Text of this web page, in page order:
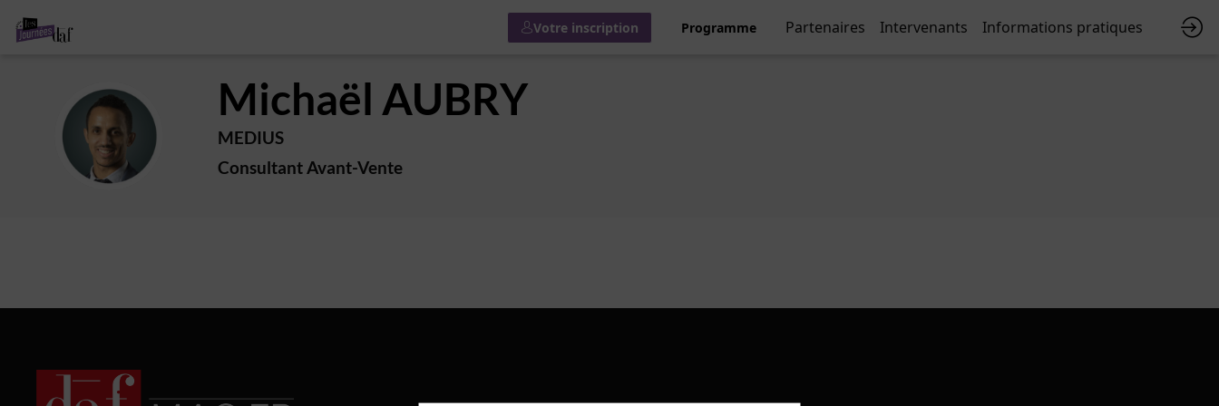
Votre inscription Programme Partenaires Intervenants Informations pratiques
MA
Michaël AUBRY
MEDIUS
Consultant Avant-Vente